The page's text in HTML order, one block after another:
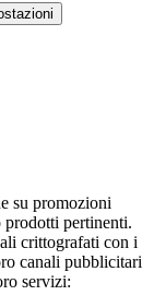
su promozioni
prodotti pertinenti.
crittografati con i
canali pubblicitari
servizi: